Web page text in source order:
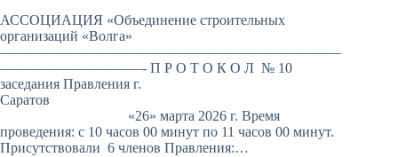
АССОЦИАЦИЯ «Объединение строительных
организаций «Волга»
————————————————————————
——————————- П Р О Т О К О Л № 10
заседания Правления г.
Саратов
«26» марта 2026 г. Время
проведения: с 10 часов 00 минут по 11 часов 00 минут.
Присутствовали 6 членов Правления:…